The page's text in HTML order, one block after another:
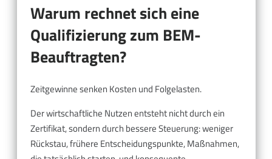
Warum rechnet sich eine
Qualifizierung zum BEM-
Beauftragten?
Zeitgewinne senken Kosten und Folgelasten.
Der wirtschaftliche Nutzen entsteht nicht durch ein
Zertifikat, sondern durch bessere Steuerung: weniger
Rückstau, frühere Entscheidungspunkte, Maßnahmen,